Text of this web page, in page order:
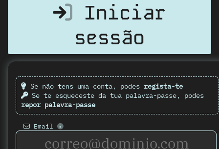
Iniciar
sessão
Se não tens uma conta, podes regista-te
Se te esqueceste da tua palavra-passe, podes
repor palavra-passe
Email